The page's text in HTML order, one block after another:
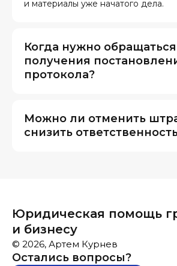
и материалы уже начатого дела.
Когда нужно
получения
протокола?
Можно ли отменить
снизить
Юридическая помощь
и бизнесу
© 2026, Артем Курнев
Остались вопросы?